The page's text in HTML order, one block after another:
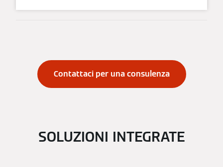
Contattaci per una consulenza
SOLUZIONI INTEGRATE